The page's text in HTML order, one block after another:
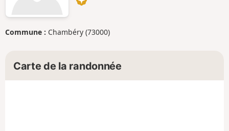
Commune : Chambéry (73000)
Carte de la randonnée